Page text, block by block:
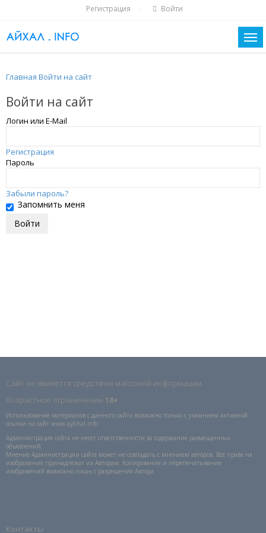
Регистрация Войти
Главная Войти на сайт
Войти на сайт
Логин или E-Mail
Регистрация
Пароль
Забыли пароль?
Запомнить меня
Сайт не является средством массовой информации.
Возрастное ограничение 18+
Использование материалов с данного сайта возможно только с указанием активной
ссылки на сайт www.aykhal.info
Администрация сайта не несет ответственности за содержание размещенных
объявлений.
Мнение Администрации сайта может не совпадать с мнением авторов. Все права на
изображения принадлежат их Авторам. Копирование и перепечатывание
изображений возможно лишь с разрешения Автора.
Контакты